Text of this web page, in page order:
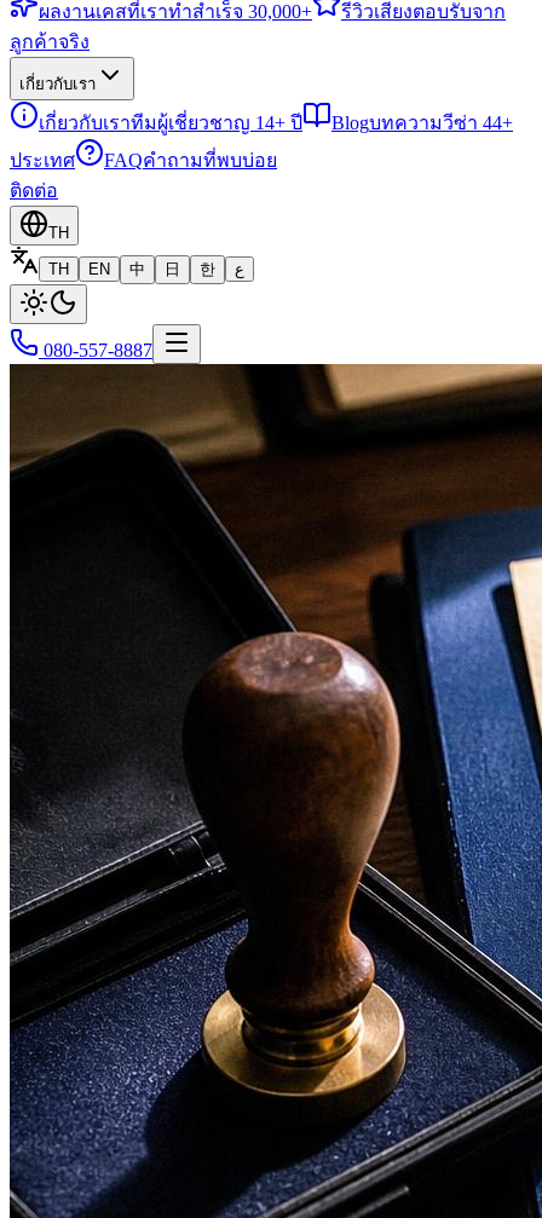
ผลงานเคสที่เราทำสำเร็จ 30,000+ รีวิวเสียงตอบรับจาก
ลูกค้าจริง
เกี่ยวกับเรา
เกี่ยวกับเราทีมผู้เชี่ยวชาญ 14+ ปี Blogบทความวีซ่า 44+
ประเทศ
FAQคำถามที่พบบ่อย
ติดต่อ
TH
TH
EN 中 日 한 ع
080-557-8887